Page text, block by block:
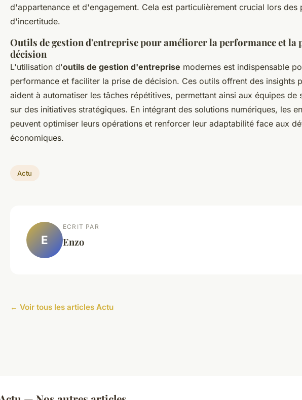
d'appartenance et d'engagement. Cela est particulièrement crucial lors des
d'incertitude.
Outils de gestion d'entreprise pour améliorer la performance et la
décision
L'utilisation d'outils de gestion d'entreprise modernes est indispensable
performance et faciliter la prise de décision. Ces outils offrent des insights
aident à automatiser les tâches répétitives, permettant ainsi aux équipes de
sur des initiatives stratégiques. En intégrant des solutions numériques, les
peuvent optimiser leurs opérations et renforcer leur adaptabilité face aux
économiques.
Actu
E
ECRIT PAR
Enzo
← Voir tous les articles Actu